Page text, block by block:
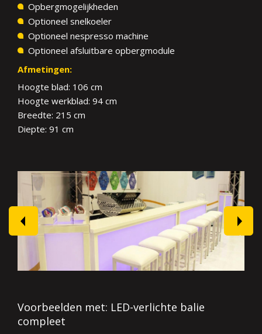
Opbergmogelijkheden
Optioneel snelkoeler
Optioneel nespresso machine
Optioneel afsluitbare opbergmodule
Afmetingen:
Hoogte blad: 106 cm
Hoogte werkblad: 94 cm
Breedte: 215 cm
Diepte: 91 cm
prev next
Voorbeelden met: LED-verlichte balie
compleet